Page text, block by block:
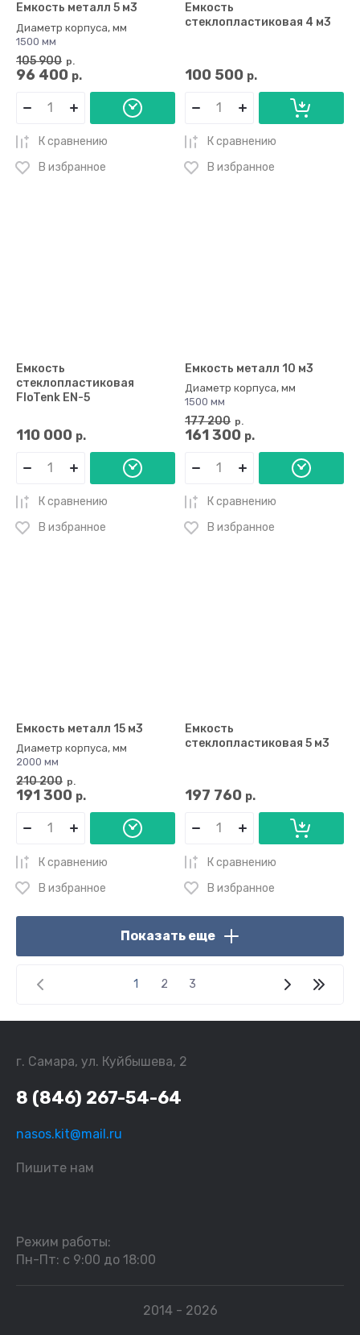
Емкость металл 5 м3
Диаметр корпуса, мм
1500 мм
105 900 р.
96 400 р.
К сравнению
В избранное
Емкость
стеклопластиковая 4 м3
100 500 р.
К сравнению
В избранное
Емкость
стеклопластиковая
FloTenk EN-5
110 000 р.
К сравнению
В избранное
Емкость металл 10 м3
Диаметр корпуса, мм
1500 мм
177 200 р.
161 300 р.
К сравнению
В избранное
Емкость металл 15 м3
Диаметр корпуса, мм
2000 мм
210 200 р.
191 300 р.
К сравнению
В избранное
Емкость
стеклопластиковая 5 м3
197 760 р.
К сравнению
В избранное
Показать еще
1 2 3
г. Самара, ул. Куйбышева, 2
8 (846) 267-54-64
nasos.kit@mail.ru
Пишите нам
Режим работы:
Пн-Пт: с 9:00 до 18:00
2014 - 2026